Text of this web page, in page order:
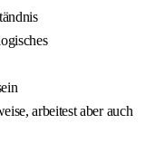
arbeitest aber auch